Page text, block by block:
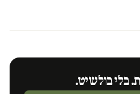
בלי בולשיט.